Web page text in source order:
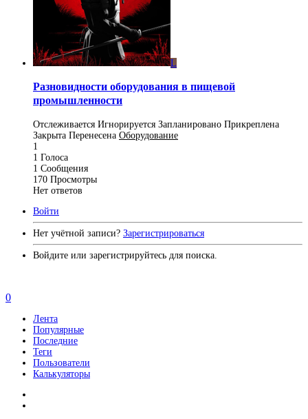
L
Разновидности оборудования в пищевой
промышленности
Отслеживается Игнорируется Запланировано Прикреплена
Закрыта Перенесена Оборудование
1
1 Голоса
1 Сообщения
170 Просмотры
Нет ответов
Войти
Нет учётной записи? Зарегистрироваться
Войдите или зарегистрируйтесь для поиска.
0
Лента
Популярные
Последние
Теги
Пользователи
Калькуляторы